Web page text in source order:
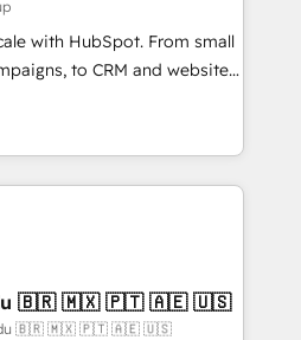
2021 🌟INBOUND’19
CRM. ✔️A team of
by over 10+ years of
pricing models —
Dedicated HubSpot
Admin + Project
over 25,000+ customers so
on-demand bundle services. Connect with us today!
with HubSpot. From small
to CRM and websites.
in every inch of
work hand-in-hand with your
and build a better
and customers.
4RevOps | Mkt4edu 🇧🇷 🇲🇽 🇵🇹 🇦🇪 🇺🇸
🇧🇷 🇲🇽 🇵🇹 🇦🇪 🇺🇸